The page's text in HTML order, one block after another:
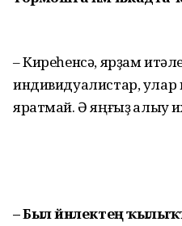
– Киреһенсә, ярҙам
индивидуалистар, улар
яратмай. Ә яңғыҙ ҡалыу
– Был йәнлектең